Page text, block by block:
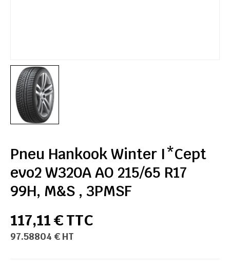
Pneu Hankook Winter I*Cept
evo2 W320A AO 215/65 R17
99H, M&S , 3PMSF
117,11 € TTC
97.58804 € HT